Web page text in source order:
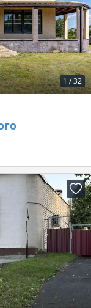
1 /32